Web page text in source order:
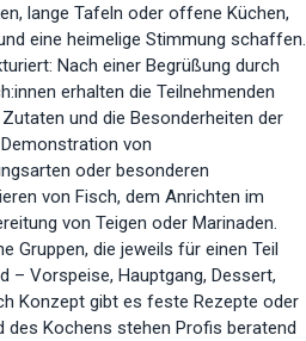
lange Tafeln oder offene Küchen,
eine heimelige Stimmung schaffen.
Nach einer Begrüßung durch
erhalten die Teilnehmenden
und die Besonderheiten der
von
oder besonderen
von Fisch, dem Anrichten im
von Teigen oder Marinaden.
Gruppen, die jeweils für einen Teil
– Vorspeise, Hauptgang, Dessert,
Konzept gibt es feste Rezepte oder
des Kochens stehen Profis beratend